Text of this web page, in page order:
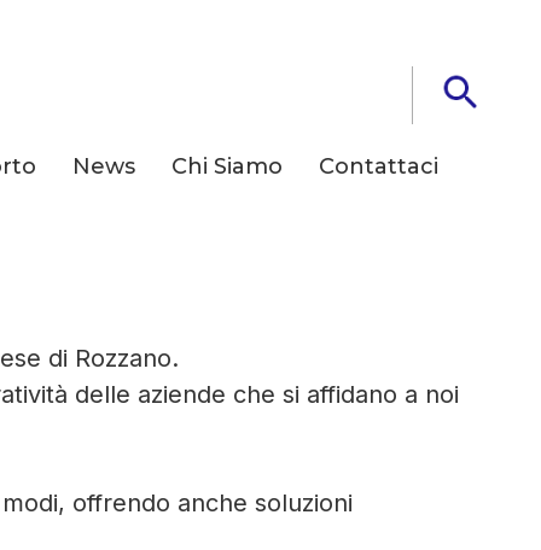
News Chi Siamo Contattaci
di Rozzano.
delle aziende che si affidano a noi
offrendo anche soluzioni